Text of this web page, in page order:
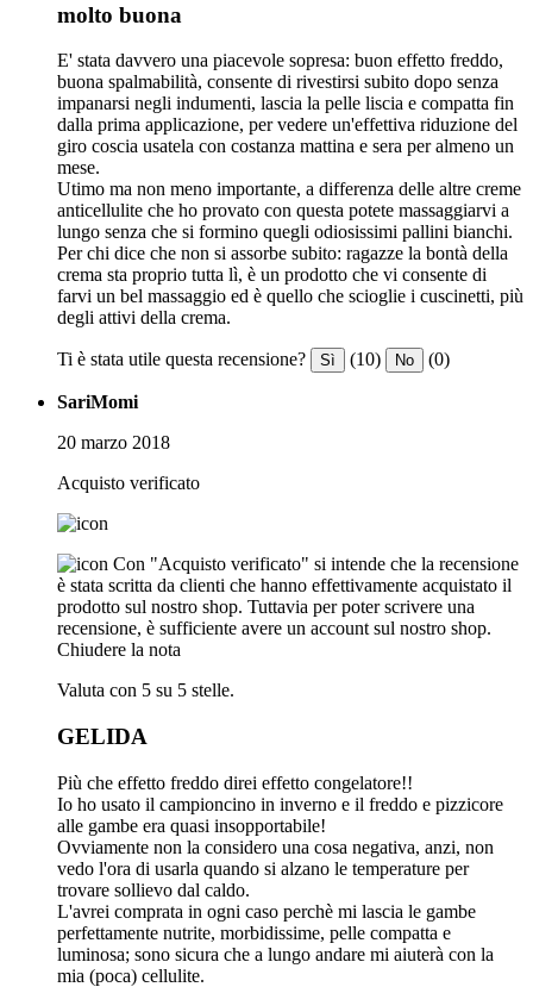
molto buona
E' stata davvero una piacevole sopresa: buon effetto freddo,
buona spalmabilità, consente di rivestirsi subito dopo senza
impanarsi negli indumenti, lascia la pelle liscia e compatta fin
dalla prima applicazione, per vedere un'effettiva riduzione del
giro coscia usatela con costanza mattina e sera per almeno un
mese.
Utimo ma non meno importante, a differenza delle altre creme
anticellulite che ho provato con questa potete massaggiarvi a
lungo senza che si formino quegli odiosissimi pallini bianchi.
Per chi dice che non si assorbe subito: ragazze la bontà della
crema sta proprio tutta lì, è un prodotto che vi consente di
farvi un bel massaggio ed è quello che scioglie i cuscinetti, più
degli attivi della crema.
Ti è stata utile questa recensione? Sì (10) No (0)
SariMomi
20 marzo 2018
Acquisto verificato
Con "Acquisto verificato" si intende che la recensione
è stata scritta da clienti che hanno effettivamente acquistato il
prodotto sul nostro shop. Tuttavia per poter scrivere una
recensione, è sufficiente avere un account sul nostro shop.
Chiudere la nota
Valuta con 5 su 5 stelle.
GELIDA
Più che effetto freddo direi effetto congelatore!!
Io ho usato il campioncino in inverno e il freddo e pizzicore
alle gambe era quasi insopportabile!
Ovviamente non la considero una cosa negativa, anzi, non
vedo l'ora di usarla quando si alzano le temperature per
trovare sollievo dal caldo.
L'avrei comprata in ogni caso perchè mi lascia le gambe
perfettamente nutrite, morbidissime, pelle compatta e
luminosa; sono sicura che a lungo andare mi aiuterà con la
mia (poca) cellulite.